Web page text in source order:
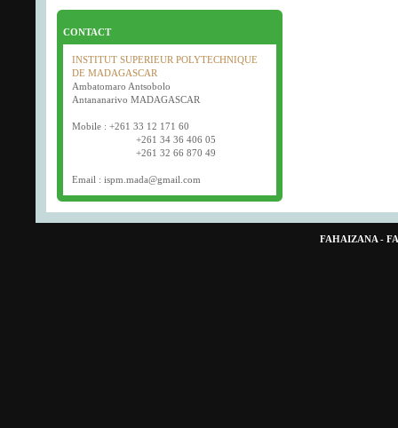
CONTACT
INSTITUT SUPERIEUR POLYTECHNIQUE
DE MADAGASCAR
Ambatomaro Antsobolo
Antananarivo MADAGASCAR
Mobile : +261 33 12 171 60
+261 34 36 406 05
+261 32 66 870 49
Email : ispm.mada@gmail.com
FAHAIZANA -